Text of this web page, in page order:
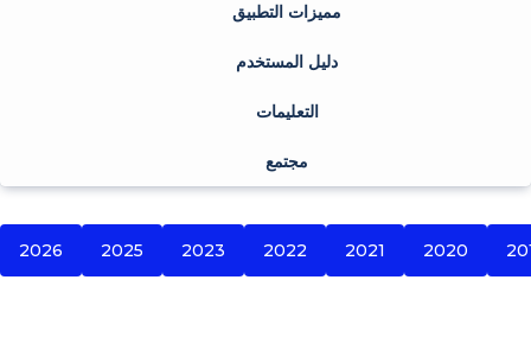
مميزات التطبيق
دليل المستخدم
التعليمات
مجتمع
2026 2025 2023 2022 2021 2020